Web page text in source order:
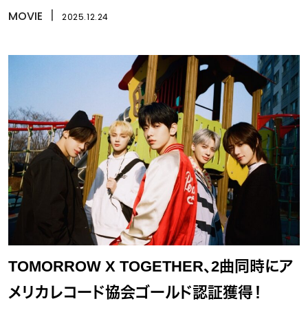
MOVIE 2025.12.24
TOMORROW X TOGETHER、2曲同時にア
メリカレコード協会ゴールド認証獲得！